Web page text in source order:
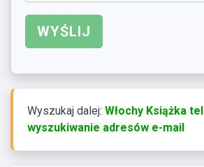
Wyszukaj dalej: Włochy Książka
wyszukiwanie adresów e-mail